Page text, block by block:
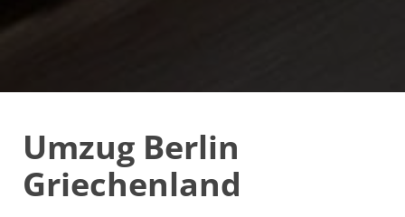
Umzug Berlin
Griechenland